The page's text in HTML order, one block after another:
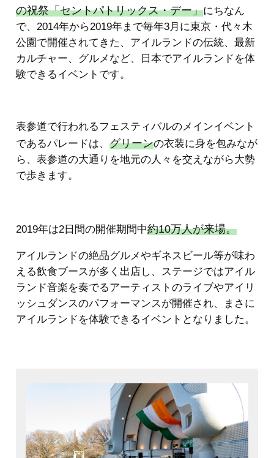
の祝祭「セントパトリックス・デー」にちなん
で、2014年から2019年まで毎年3月に東京・代々木
公園で開催されてきた、アイルランドの伝統、最新
カルチャー、グルメなど、日本でアイルランドを体
験できるイベントです。
表参道で行われるフェスティバルのメインイベント
であるパレードは、 グリーンの衣装に身を包みなが
ら、表参道の大通りを地元の人々を交えながら大勢
で歩きます。
2019年は2日間の開催期間中約10万人が来場。
アイルランドの絶品グルメやギネスビール等が味わ
える飲食ブースが多く出店し、ステージではアイル
ランド音楽を奏でるアーティストのライブやアイリ
ッシュダンスのパフォーマンスが開催され、まさに
アイルランドを体験できるイベントとなりました。